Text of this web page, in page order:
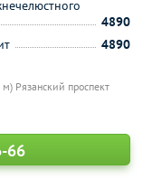
м) Рязанский проспект
4890
4890
66